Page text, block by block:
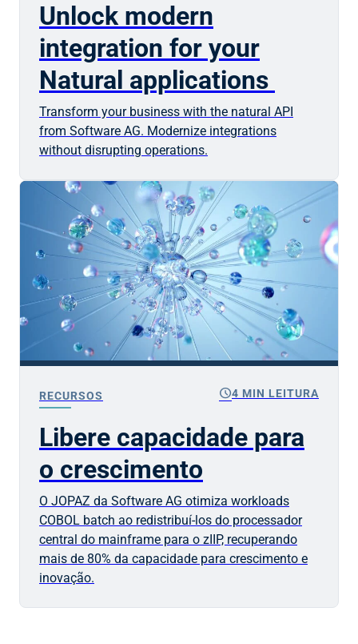
Unlock modern
integration for your
Natural applications
Transform your business with the natural API
from Software AG. Modernize integrations
without disrupting operations.
RECURSOS schedule4 MIN LEITURA
Libere capacidade para
o crescimento
O JOPAZ da Software AG otimiza workloads
COBOL batch ao redistribuí-los do processador
central do mainframe para o zIIP, recuperando
mais de 80% da capacidade para crescimento e
inovação.